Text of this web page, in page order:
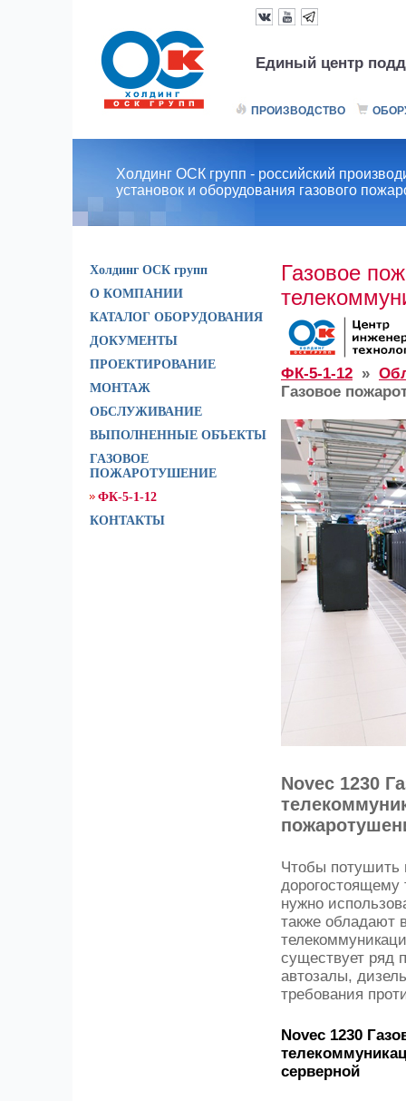
Единый центр
ПРОИЗВОДСТВО
Холдинг ОСК групп - российский
установок и оборудования газового
Холдинг ОСК групп
О КОМПАНИИ
КАТАЛОГ ОБОРУДОВАНИЯ
ДОКУМЕНТЫ
ПРОЕКТИРОВАНИЕ
МОНТАЖ
ОБСЛУЖИВАНИЕ
ВЫПОЛНЕННЫЕ ОБЪЕКТЫ
ГАЗОВОЕ
ПОЖАРОТУШЕНИЕ
ФК-5-1-12
КОНТАКТЫ
Газовое
ФК-5-1-12 »
Газовое
Novec 1230
Чтобы потушить
дорогостоящему
нужно
также обладают
существует ряд
автозалы,
требования
Novec 1230
серверной